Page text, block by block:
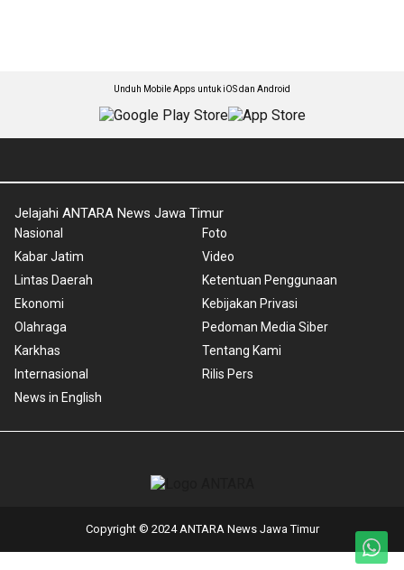
Unduh Mobile Apps untuk iOS dan Android
Jelajahi ANTARA News Jawa Timur
Nasional
Kabar Jatim
Lintas Daerah
Ekonomi
Olahraga
Karkhas
Internasional
News in English
Foto
Video
Ketentuan Penggunaan
Kebijakan Privasi
Pedoman Media Siber
Tentang Kami
Rilis Pers
Copyright © 2024 ANTARA News Jawa Timur